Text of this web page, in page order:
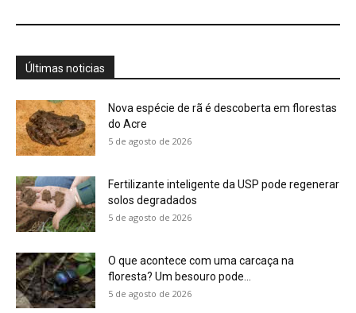
Últimas noticias
Nova espécie de rã é descoberta em florestas
do Acre
5 de agosto de 2026
Fertilizante inteligente da USP pode regenerar
solos degradados
5 de agosto de 2026
O que acontece com uma carcaça na
floresta? Um besouro pode...
5 de agosto de 2026